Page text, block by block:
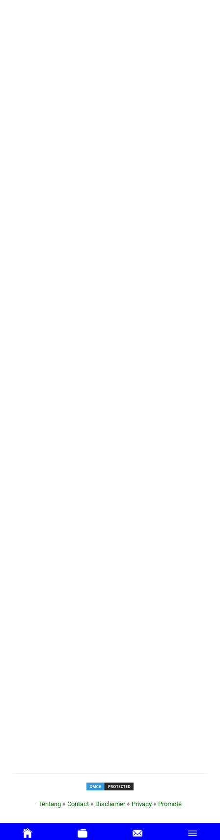
Tentang ♦ Contact ♦ Disclaimer♦ Privacy ♦ Promote